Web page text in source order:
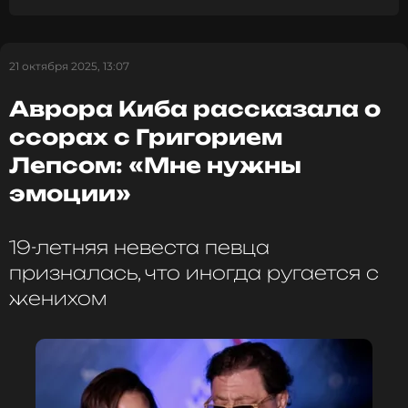
Аврора Киба ответила на обвинения,
что увела Лепса из семьи
9 месяцев назад
Читайте нас в Одноклассниках,
чтобы оставаться в курсе событий
ПОДПИСАТЬСЯ
21 октября 2025, 13:07
Аврора Киба рассказала о
ссорах с Григорием
Лепсом: «Мне нужны
эмоции»
19-летняя невеста певца
призналась, что иногда ругается с
женихом